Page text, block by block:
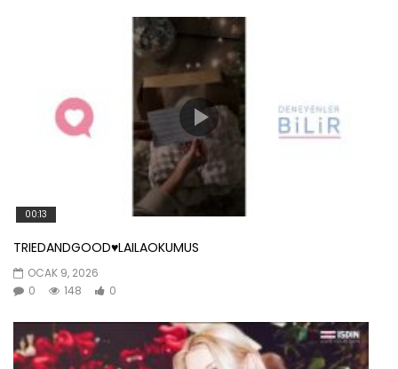
00:13
TRIEDANDGOOD♥️LAILAOKUMUS
OCAK 9, 2026
0
148 0